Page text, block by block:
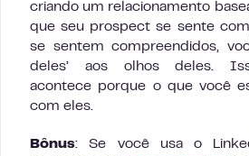
criando um relacionamento
que seu prospect se sente
se sentem compreendidos,
deles’ aos olhos deles.
acontece porque o que você
com eles.
Bônus: Se você usa o